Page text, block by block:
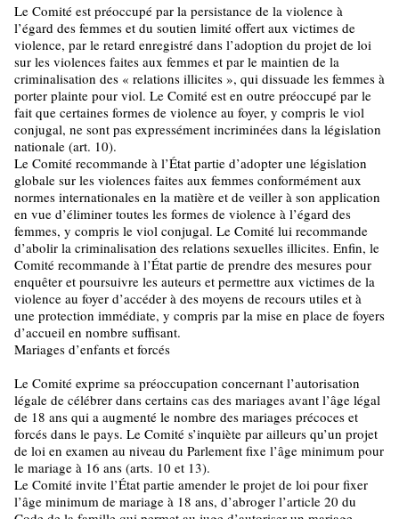
Le Comité est préoccupé par la persistance de la violence à
l’égard des femmes et du soutien limité offert aux victimes de
violence, par le retard enregistré dans l’adoption du projet de loi
sur les violences faites aux femmes et par le maintien de la
criminalisation des « relations illicites », qui dissuade les femmes à
porter plainte pour viol. Le Comité est en outre préoccupé par le
fait que certaines formes de violence au foyer, y compris le viol
conjugal, ne sont pas expressément incriminées dans la législation
nationale (art. 10).
Le Comité recommande à l’État partie d’adopter une législation
globale sur les violences faites aux femmes conformément aux
normes internationales en la matière et de veiller à son application
en vue d’éliminer toutes les formes de violence à l’égard des
femmes, y compris le viol conjugal. Le Comité lui recommande
d’abolir la criminalisation des relations sexuelles illicites. Enfin, le
Comité recommande à l’État partie de prendre des mesures pour
enquêter et poursuivre les auteurs et permettre aux victimes de la
violence au foyer d’accéder à des moyens de recours utiles et à
une protection immédiate, y compris par la mise en place de foyers
d’accueil en nombre suffisant.
Mariages d’enfants et forcés
Le Comité exprime sa préoccupation concernant l’autorisation
légale de célébrer dans certains cas des mariages avant l’âge légal
de 18 ans qui a augmenté le nombre des mariages précoces et
forcés dans le pays. Le Comité s’inquiète par ailleurs qu’un projet
de loi en examen au niveau du Parlement fixe l’âge minimum pour
le mariage à 16 ans (arts. 10 et 13).
Le Comité invite l’État partie amender le projet de loi pour fixer
l’âge minimum de mariage à 18 ans, d’abroger l’article 20 du